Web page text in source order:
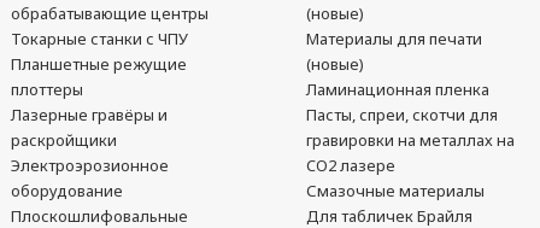
обрабатывающие центры
Токарные станки с ЧПУ
Планшетные режущие
плоттеры
Лазерные гравёры и
раскройщики
Электроэрозионное
оборудование
Плоскошлифовальные
(новые)
Материалы для печати
(новые)
Ламинационная пленка
Пасты, спреи, скотчи для
гравировки на металлах на
CO2 лазере
Смазочные материалы
Для табличек Брайля